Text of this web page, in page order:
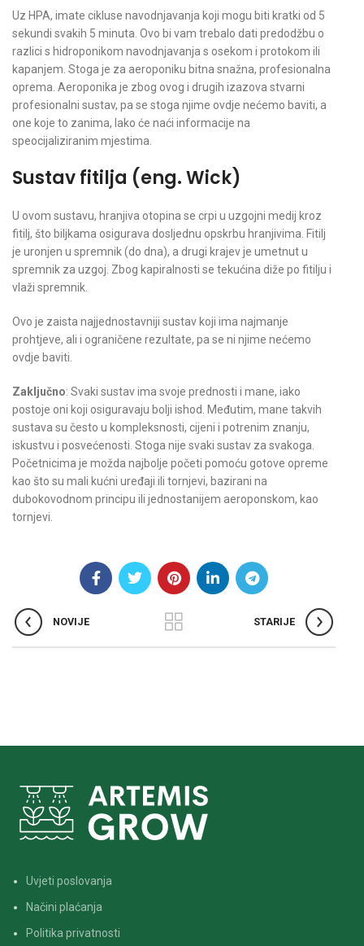
Uz HPA, imate cikluse navodnjavanja koji mogu biti kratki od 5
sekundi svakih 5 minuta. Ovo bi vam trebalo dati predodžbu o
razlici s hidroponikom navodnjavanja s osekom i protokom ili
kapanjem. Stoga je za aeroponiku bitna snažna, profesionalna
oprema. Aeroponika je zbog ovog i drugih izazova stvarni
profesionalni sustav, pa se stoga njime ovdje nećemo baviti, a
one koje to zanima, lako će naći informacije na
speocijaliziranim mjestima.
Sustav fitilja (eng. Wick)
U ovom sustavu, hranjiva otopina se crpi u uzgojni medij kroz
fitilj, što biljkama osigurava dosljednu opskrbu hranjivima. Fitilj
je uronjen u spremnik (do dna), a drugi krajev je umetnut u
spremnik za uzgoj. Zbog kapiralnosti se tekućina diže po fitilju i
vlaži spremnik.
Ovo je zaista najjednostavniji sustav koji ima najmanje
prohtjeve, ali i ograničene rezultate, pa se ni njime nećemo
ovdje baviti.
Zaključno: Svaki sustav ima svoje prednosti i mane, iako
postoje oni koji osiguravaju bolji ishod. Međutim, mane takvih
sustava su često u kompleksnosti, cijeni i potrenim znanju,
iskustvu i posvećenosti. Stoga nije svaki sustav za svakoga.
Početnicima je možda najbolje početi pomoću gotove opreme
kao što su mali kućni uređaji ili tornjevi, bazirani na
dubokovodnom principu ili jednostanijem aeroponskom, kao
tornjevi.
NOVIJE STARIJE
Uvjeti poslovanja
Načini plaćanja
Politika privatnosti